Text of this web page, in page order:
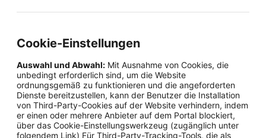
Cookie-Einstellungen
Auswahl und Abwahl: Mit Ausnahme von Cookies, die
unbedingt erforderlich sind, um die Website
ordnungsgemäß zu funktionieren und die angeforderten
Dienste bereitzustellen, kann der Benutzer die Installation
von Third-Party-Cookies auf der Website verhindern, indem
er einen oder mehrere Anbieter auf dem Portal blockiert,
über das Cookie-Einstellungswerkzeug (zugänglich unter
folgendem Link) Für Third-Party-Tracking-Tools, die als